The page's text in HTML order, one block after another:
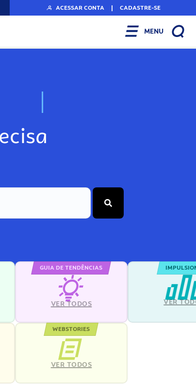
ACESSAR CONTA | CADASTRE-SE
MENU
N
GUIA DE TENDÊNCIAS
VER TODOS VER
WEBSTORIES
VER TODOS